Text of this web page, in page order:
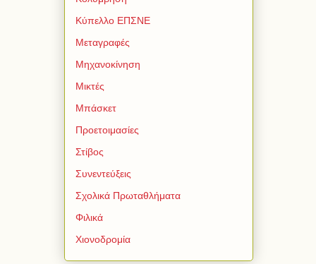
Κύπελλο ΕΠΣΝΕ
Μεταγραφές
Μηχανοκίνηση
Μικτές
Μπάσκετ
Προετοιμασίες
Στίβος
Συνεντεύξεις
Σχολικά Πρωταθλήματα
Φιλικά
Χιονοδρομία